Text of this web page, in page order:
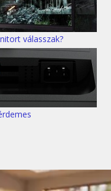
válasszak?